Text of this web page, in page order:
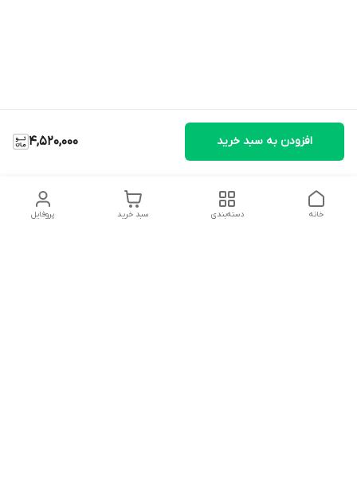
4,520,000 افزودن به سبد خرید
پروفایل سبد خرید دسته‌بندی خانه